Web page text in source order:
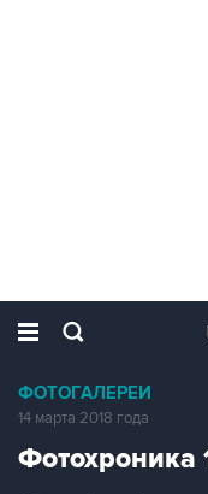
ФОТОГАЛЕРЕИ
14 марта 2018 года
Фотохроника